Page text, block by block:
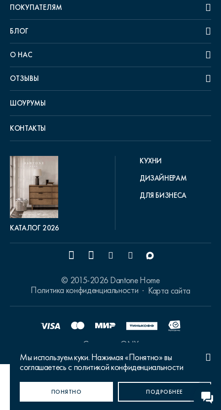
ДА, ВЕРНО НЕТ, ИЗМЕНИТЬ
Мы используем куки. Нажимая «Понятно» вы
соглашаетесь с политикой конфиденциальности
ПОНЯТНО ПОДРОБНЕЕ
ПОКУПАТЕЛЯМ
БЛОГ
О НАС
ОТЗЫВЫ
ШОУРУМЫ
КОНТАКТЫ
КАТАЛОГ 2026
КУХНИ
ДИЗАЙНЕРАМ
ДЛЯ БИЗНЕСА
© 2015-2026 Dantone Home
Политика конфиденциальности
Карта сайта
Сделано в ONY